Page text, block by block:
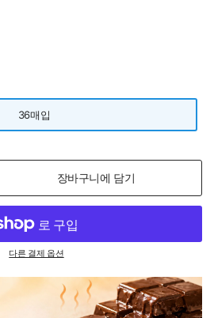
36매입
장바구니에 담기
다른 결제 옵션